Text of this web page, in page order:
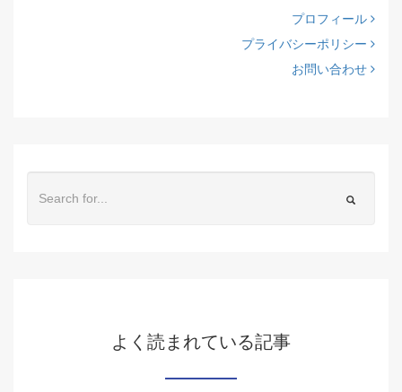
プロフィール
プライバシーポリシー
お問い合わせ
よく読まれている記事